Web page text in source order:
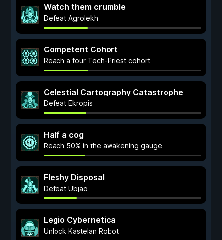
Watch them crumble
Defeat Agrolekh
Competent Cohort
Reach a four Tech-Priest cohort
Celestial Cartography Catastrophe
Defeat Ekropis
Half a cog
Reach 50% in the awakening gauge
Fleshy Disposal
Defeat Ubjao
Legio Cybernetica
Unlock Kastelan Robot